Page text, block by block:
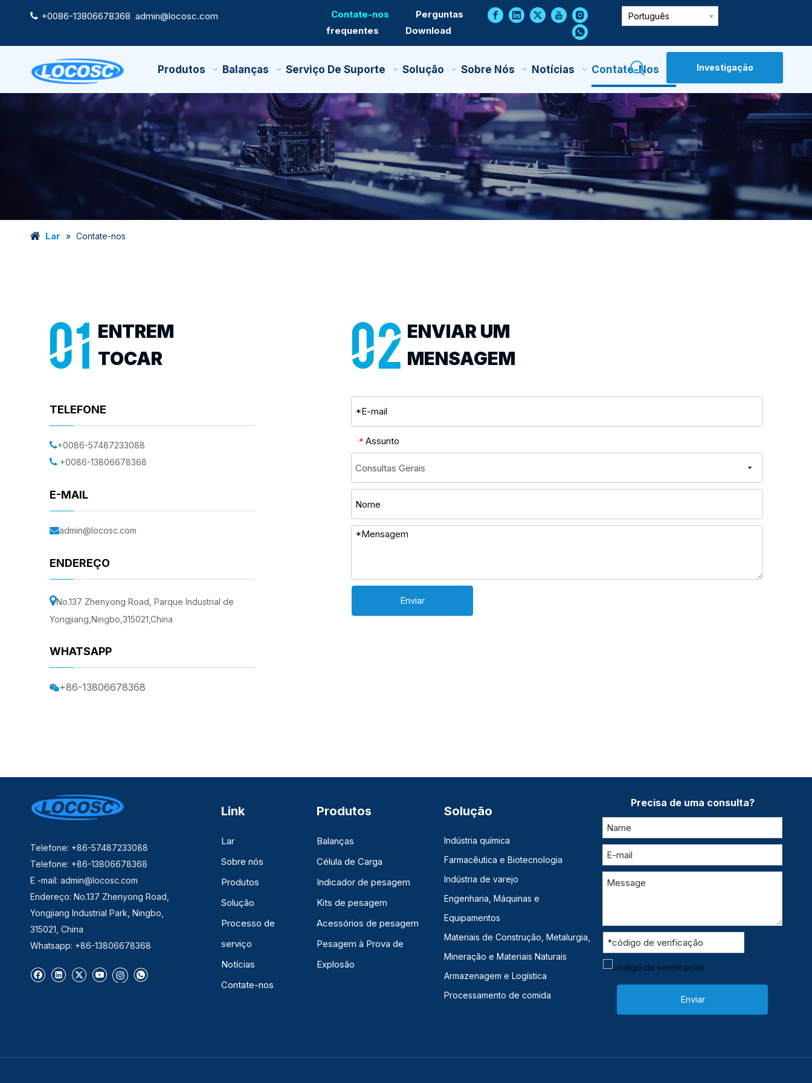
 +0086-13806678368 admin@locosc.com Contate-nos
Perguntas
frequentes
Download
Português
Produtos Balanças Serviço De Suporte Solução Sobre Nós Notícias Contate-Nos Investigação
Lar » Contate-nos
ENTREM
TOCAR
TELEFONE
+0086-57487233088
 +0086-13806678368
E-MAIL
admin@locosc.com
ENDEREÇO
No.137 Zhenyong Road, Parque Industrial de
Yongjiang,Ningbo,315021,China
WHATSAPP
+86-13806678368
ENVIAR UM
MENSAGEM
* Assunto
Enviar
Telefone: +86-57487233088
Telefone: +86-13806678368
E -mail: admin@locosc.com
Endereço: No.137 Zhenyong Road,
Yongjiang Industrial Park, Ningbo,
315021, China
Whatsapp: +86-13806678368
Link
Lar
Sobre nós
Produtos
Solução
Processo de
serviço
Notícias
Contate-nos
Produtos
Balanças
Célula de Carga
Indicador de pesagem
Kits de pesagem
Acessórios de pesagem
Pesagem à Prova de
Explosão
Solução
Indústria química
Farmacêutica e Biotecnologia
Indústria de varejo
Engenharia, Máquinas e
Equipamentos
Materiais de Construção, Metalurgia,
Mineração e Materiais Naturais
Armazenagem e Logística
Processamento de comida
Precisa de uma consulta?
Enviar